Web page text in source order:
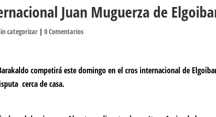
Juan Muguerza de
categorizar |0 Comentarios
competirá este domingo en el cros internacional de
cerca de casa.